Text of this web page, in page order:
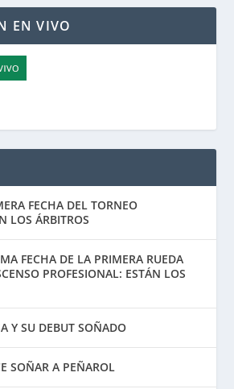
EN VIVO
FECHA DEL TORNEO
LOS ÁRBITROS
FECHA DE LA PRIMERA RUEDA
PROFESIONAL: ESTÁN LOS
Y SU DEBUT SOÑADO
SOÑAR A PEÑAROL